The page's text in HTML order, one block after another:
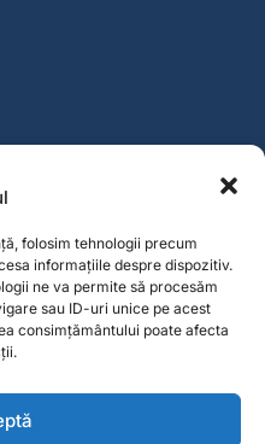
folosim tehnologii precum
informațiile despre dispozitiv.
ne va permite să procesăm
sau ID-uri unice pe acest
consimțământului poate afecta